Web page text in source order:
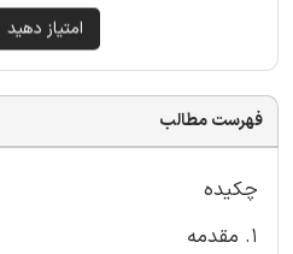
فهرست مطالب
چکیده
1. مقدمه